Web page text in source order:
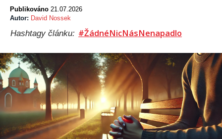
Publikováno 21.07.2026
Autor: David Nossek
Hashtagy článku: #ŽádnéNicNásNenapadlo